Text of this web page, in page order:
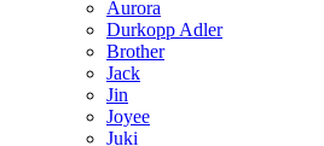
Aurora
Durkopp Adler
Brother
Jack
Jin
Joyee
Juki